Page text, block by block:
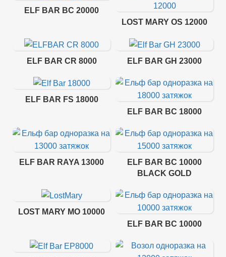
ELF BAR BC 20000
LOST MARY OS 12000
ELF BAR CR 8000 ELF BAR GH 23000
ELF BAR FS 18000
ELF BAR BC 18000
ELF BAR RAYA 13000
ELF BAR BC 10000
BLACK GOLD
LOST MARY MO 10000
ELF BAR BC 10000